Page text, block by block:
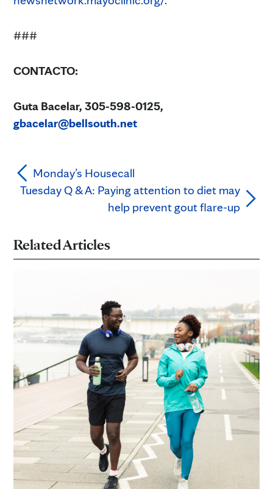
###
CONTACTO:
Guta Bacelar, 305-598-0125,
gbacelar@bellsouth.net
Monday’s Housecall
Tuesday Q & A: Paying attention to diet may
help prevent gout flare-up
Related Articles